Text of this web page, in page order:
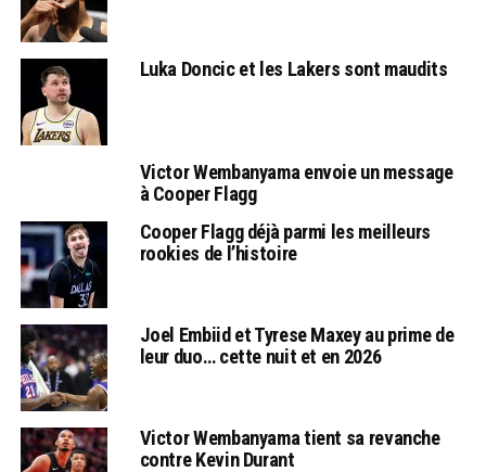
Luka Doncic et les Lakers sont maudits
Victor Wembanyama envoie un message
à Cooper Flagg
Cooper Flagg déjà parmi les meilleurs
rookies de l’histoire
Joel Embiid et Tyrese Maxey au prime de
leur duo… cette nuit et en 2026
Victor Wembanyama tient sa revanche
contre Kevin Durant